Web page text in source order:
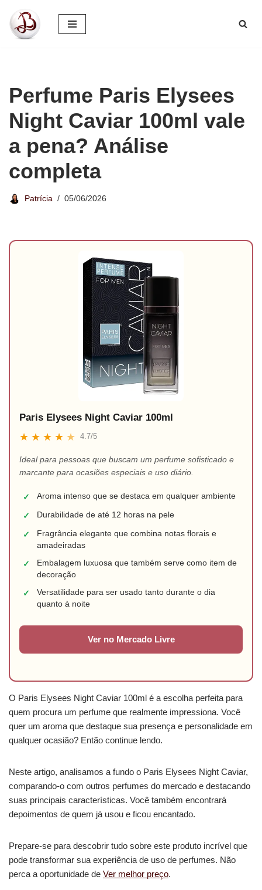
Pular
Perfume Paris Elysees
Night Caviar 100ml vale
a pena? Análise
completa
Patrícia 05/06/2026
Paris Elysees Night Caviar 100ml
★ ★ ★ ★ ★ 4.7/5
Ideal para pessoas que buscam um perfume sofisticado e
marcante para ocasiões especiais e uso diário.
✓ Aroma intenso que se destaca em qualquer ambiente
✓ Durabilidade de até 12 horas na pele
✓
Fragrância elegante que combina notas florais e
amadeiradas
✓
Embalagem luxuosa que também serve como item de
decoração
✓
Versatilidade para ser usado tanto durante o dia
quanto à noite
Ver no Mercado Livre
O Paris Elysees Night Caviar 100ml é a escolha perfeita para
quem procura um perfume que realmente impressiona. Você
quer um aroma que destaque sua presença e personalidade em
qualquer ocasião? Então continue lendo.
Neste artigo, analisamos a fundo o Paris Elysees Night Caviar,
comparando-o com outros perfumes do mercado e destacando
suas principais características. Você também encontrará
depoimentos de quem já usou e ficou encantado.
Prepare-se para descobrir tudo sobre este produto incrível que
pode transformar sua experiência de uso de perfumes. Não
perca a oportunidade de Ver melhor preço.